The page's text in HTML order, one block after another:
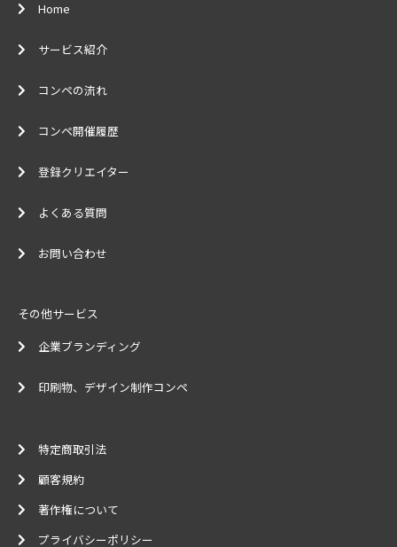
Home
サービス紹介
コンペの流れ
コンペ開催履歴
登録クリエイター
よくある質問
お問い合わせ
その他サービス
企業ブランディング
印刷物、デザイン制作コンペ
特定商取引法
顧客規約
著作権について
プライバシーポリシー